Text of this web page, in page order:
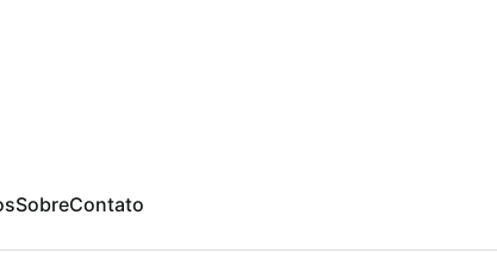
SobreContato